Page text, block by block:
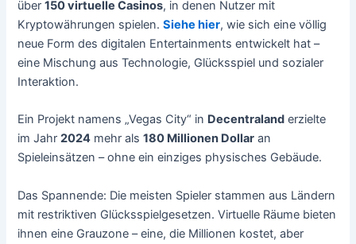
über150 virtuelle Casinos, in denen Nutzer mit
Kryptowährungen spielen.Siehe hier, wie sich eine völlig
neue Form des digitalen Entertainments entwickelt hat –
eine Mischung aus Technologie, Glücksspiel und sozialer
Interaktion.
Ein Projekt namens „Vegas City“ in Decentraland erzielte
im Jahr2024 mehr als180 Millionen Dollar an
Spieleinsätzen – ohne ein einziges physisches Gebäude.
Das Spannende: Die meisten Spieler stammen aus Ländern
mit restriktiven Glücksspielgesetzen. Virtuelle Räume bieten
ihnen eine Grauzone – eine, die Millionen kostet, aber